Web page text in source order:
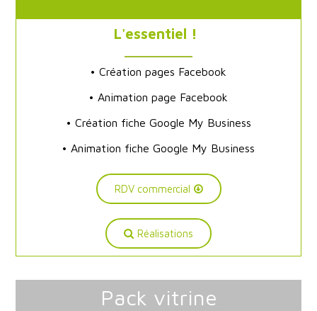
L'essentiel !
• Création pages Facebook
• Animation page Facebook
• Création fiche Google My Business
• Animation fiche Google My Business
RDV commercial
Réalisations
Pack vitrine